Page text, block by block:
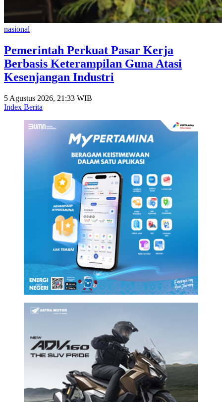
nasional
Pemerintah Perkuat Pasar Kerja
Berbasis Keterampilan Guna Atasi
Kesenjangan Industri
5 Agustus 2026, 21:33 WIB
Index Berita